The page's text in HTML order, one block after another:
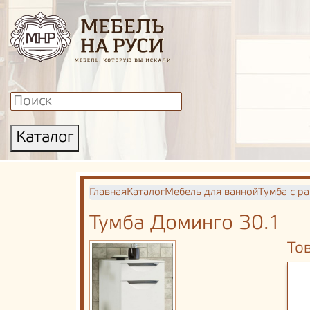
Каталог
ГлавнаяКаталогМебель для ваннойТумба с
Тумба Доминго 30.1